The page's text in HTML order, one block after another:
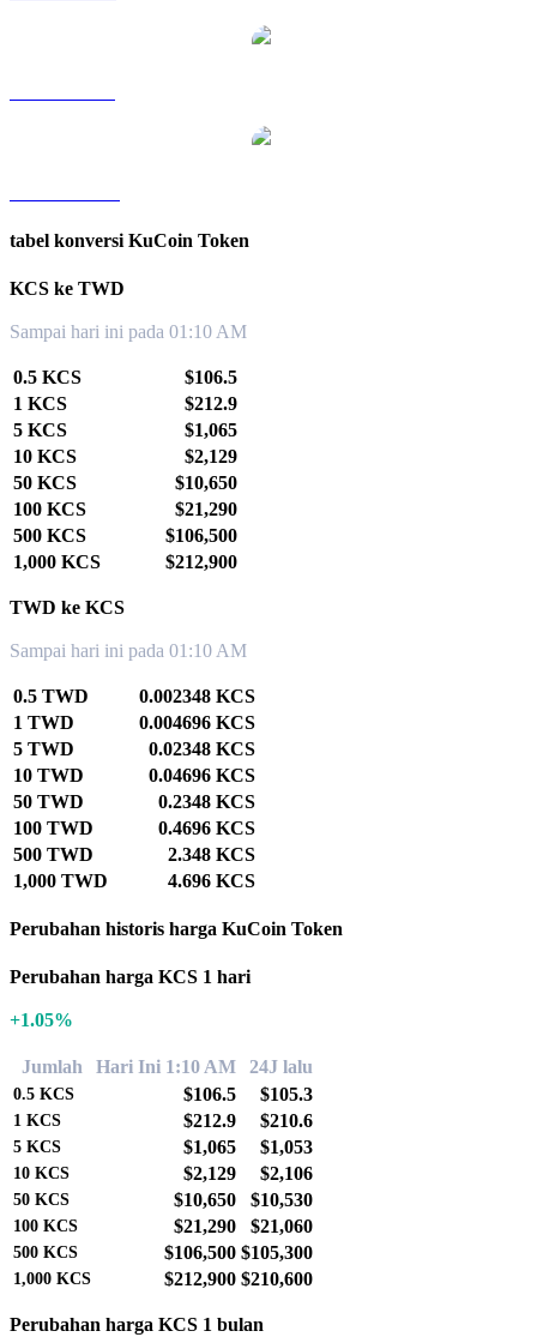
tabel konversi KuCoin Token
KCS ke TWD
Sampai hari ini pada 01:10 AM
0.5 KCS
$106.5
1 KCS
$212.9
5 KCS
$1,065
10 KCS
$2,129
50 KCS
$10,650
100 KCS
$21,290
500 KCS
$106,500
1,000 KCS
$212,900
TWD ke KCS
Sampai hari ini pada 01:10 AM
0.5 TWD
0.002348 KCS
1 TWD
0.004696 KCS
5 TWD
0.02348 KCS
10 TWD
0.04696 KCS
50 TWD
0.2348 KCS
100 TWD
0.4696 KCS
500 TWD
2.348 KCS
1,000 TWD
4.696 KCS
Perubahan historis harga KuCoin Token
Perubahan harga KCS 1 hari
+1.05%
Jumlah Hari Ini 1:10 AM 24J lalu
0.5 KCS $106.5 $105.3
1 KCS $212.9 $210.6
5 KCS $1,065 $1,053
10 KCS $2,129 $2,106
50 KCS $10,650 $10,530
100 KCS $21,290 $21,060
500 KCS $106,500 $105,300
1,000 KCS $212,900 $210,600
Perubahan harga KCS 1 bulan